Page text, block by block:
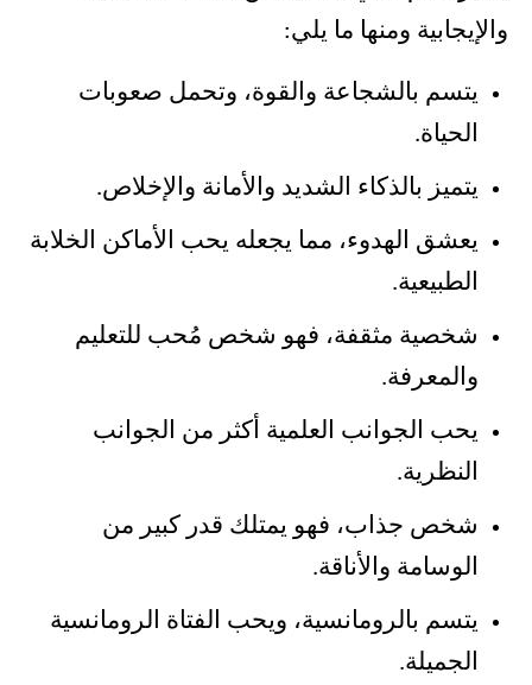
والإيجابية ومنها ما يلي:
يتسم بالشجاعة والقوة، وتحمل صعوبات
الحياة.
يتميز بالذكاء الشديد والأمانة والإخلاص.
يعشق الهدوء، مما يجعله يحب الأماكن الخلابة
الطبيعية.
شخصية مثقفة، فهو شخص مُحب للتعليم
والمعرفة.
يحب الجوانب العلمية أكثر من الجوانب
النظرية.
شخص جذاب، فهو يمتلك قدر كبير من
الوسامة والأناقة.
يتسم بالرومانسية، ويحب الفتاة الرومانسية
الجميلة.